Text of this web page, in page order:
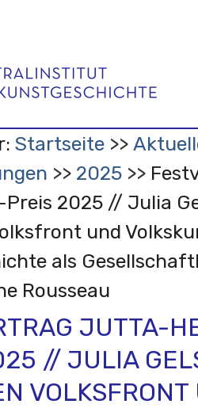
Startseite
2025
2025 // Julia
und
als
Rousseau
JUTTA-
// JULIA
VOLKSFRONT